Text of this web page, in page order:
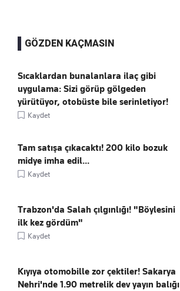
GÖZDEN KAÇMASIN
Sıcaklardan bunalanlara ilaç gibi
uygulama: Sizi görüp gölgeden
yürütüyor, otobüste bile serinletiyor!
Kaydet
Tam satışa çıkacaktı! 200 kilo bozuk
midye imha edil...
Kaydet
Trabzon'da Salah çılgınlığı! "Böylesini
ilk kez gördüm"
Kaydet
Kıyıya otomobille zor çektiler! Sakarya
Nehri'nde 1.90 metrelik dev yayın balığı